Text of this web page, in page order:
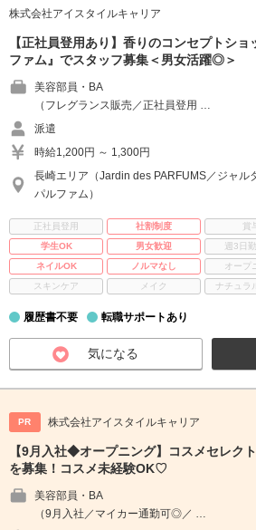
株式会社アイスタイルキャリア
【正社員登用あり】香りのコンセプトシ
ファム』でスタッフ募集＜男女活躍◎＞
美容部員・BA
（フレグランス販売／正社員登用 …
派遣
時給1,200円 ～ 1,300円
長崎エリア（Jardin des PARFUMS／ジャル
パルファム）
正社員登用 社割制度 賞
学生OK
男女歓迎 週3日
ネイルOK
ノルマなし オープ
スキンケア
メイク ナチュラ
履歴書不要 転職サポートあり
気になる
PR 株式会社アイスタイルキャリア
【9月入社◆オープニング】コスメセレク
を募集！コスメ未経験OK♡
美容部員・BA
（9月入社／マイカー通勤可◎／ …